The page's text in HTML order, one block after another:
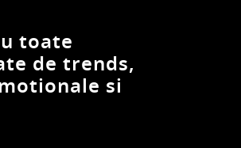
toate
de trends,
si